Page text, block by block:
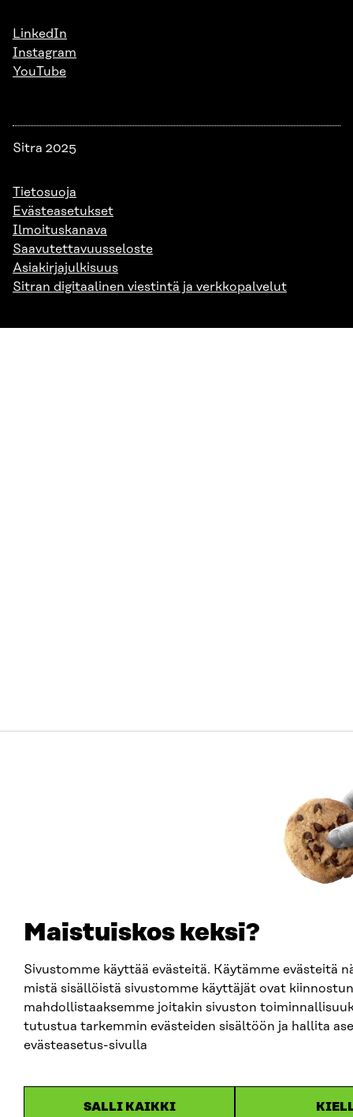
Maistuiskos keksi?
Sivustomme käyttää evästeitä. Käytämme evästeitä
mistä sisällöistä sivustomme käyttäjät ovat
mahdollistaaksemme joitakin sivuston
tutustua tarkemmin evästeiden sisältöön ja hallita
evästeasetus-sivulla
SALLI KAIKKI
LinkedIn
Instagram
YouTube
Sitra 2025
Tietosuoja
Evästeasetukset
Ilmoituskanava
Saavutettavuusseloste
Asiakirjajulkisuus
Sitran digitaalinen viestintä ja verkkopalvelut